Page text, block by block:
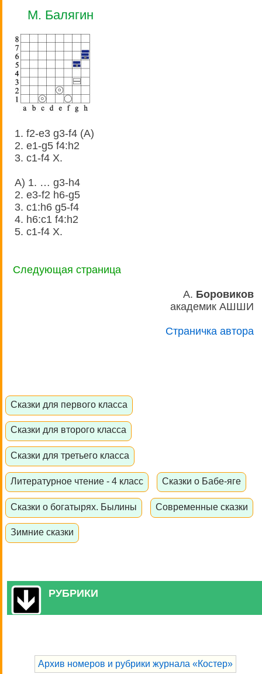
М. Балягин
1. f2-e3 g3-f4 (A)
2. e1-g5 f4:h2
3. c1-f4 X.
A) 1. … g3-h4
2. e3-f2 h6-g5
3. c1:h6 g5-f4
4. h6:c1 f4:h2
5. c1-f4 X.
Следующая страница
А. Боровиков
академик АШШИ
Страничка автора
Сказки для первого класса
Сказки для второго класса
Сказки для третьего класса
Литературное чтение - 4 класс Сказки о Бабе-яге
Сказки о богатырях. Былины Современные сказки
Зимние сказки
РУБРИКИ
Архив номеров и рубрики журнала «Костер»